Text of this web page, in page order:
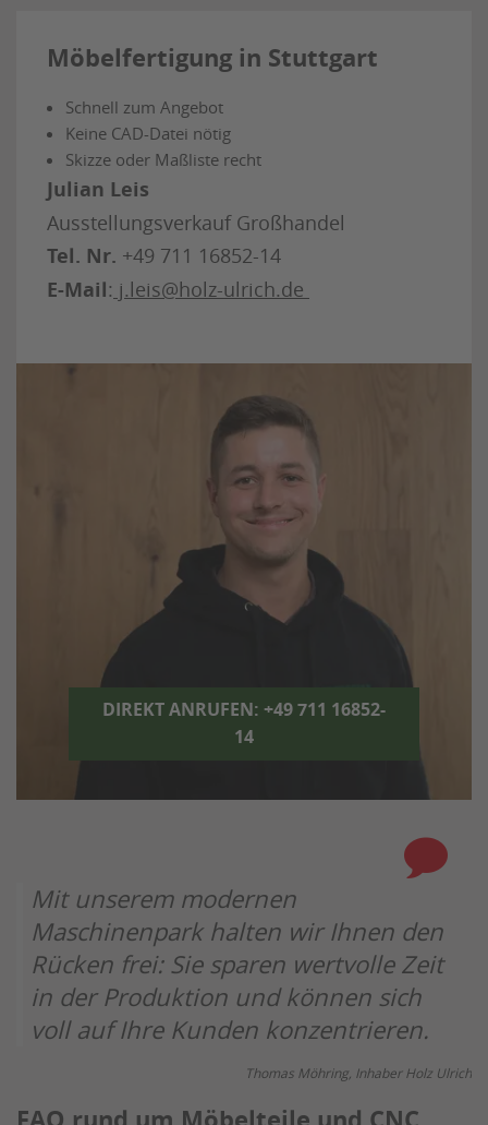
Möbelfertigung in Stuttgart
Schnell zum Angebot
Keine CAD-Datei nötig
Skizze oder Maßliste recht
Julian Leis
Ausstellungsverkauf Großhandel
Tel. Nr. +49 711 16852-14
E-Mail: j.leis@holz-ulrich.de
DIREKT ANRUFEN: +49 711 16852-
14
Mit unserem modernen
Maschinenpark halten wir Ihnen den
Rücken frei: Sie sparen wertvolle Zeit
in der Produktion und können sich
voll auf Ihre Kunden konzentrieren.
Thomas Möhring, Inhaber Holz Ulrich